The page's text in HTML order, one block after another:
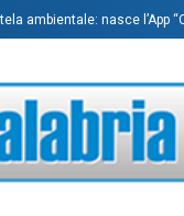
ambientale: nasce l’App